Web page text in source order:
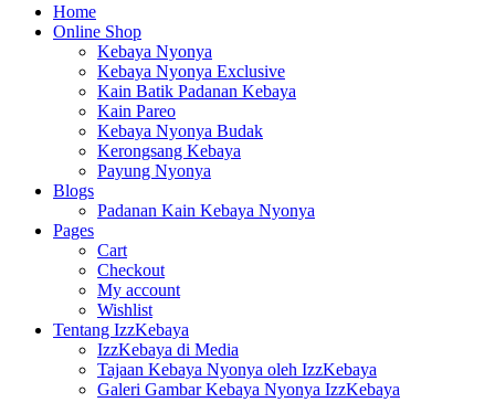
Home
Online Shop
Kebaya Nyonya
Kebaya Nyonya Exclusive
Kain Batik Padanan Kebaya
Kain Pareo
Kebaya Nyonya Budak
Kerongsang Kebaya
Payung Nyonya
Blogs
Padanan Kain Kebaya Nyonya
Pages
Cart
Checkout
My account
Wishlist
Tentang IzzKebaya
IzzKebaya di Media
Tajaan Kebaya Nyonya oleh IzzKebaya
Galeri Gambar Kebaya Nyonya IzzKebaya